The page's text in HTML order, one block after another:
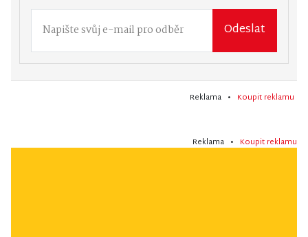
Odeslat
Reklama • Koupit reklamu
Reklama • Koupit reklamu